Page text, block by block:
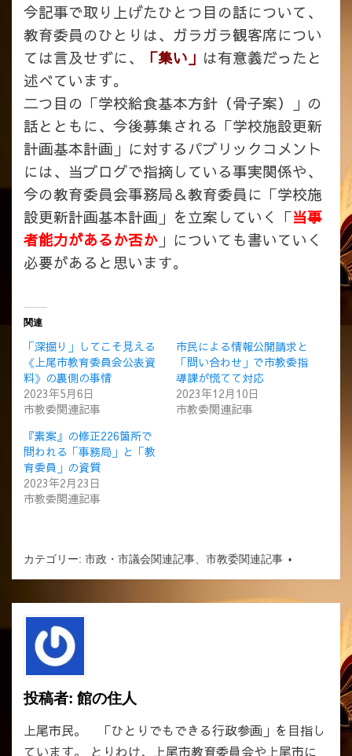
今記事で取り上げたひとつ目の話について、
教育委員のひとりは、ガラガラ観客席につい
ては言及せずに、
「集い」 は有意義だったと
述べています。
二つ目の「学校給食基本方針（骨子案）」の
話とともに、今後募集される「学校施設更新
計画基本計画」に対するパブリックコメント
には、当ブログで指摘している事実関係や、
今の教育委員会事務局＆教育委員に「学校施
設更新計画基本計画」を立案していく「当事
者能力があるか否か 」についても書いていく
必要があると思います。
関連
「深掘り」してこそ見える
《上尾市教育委員会公表資
料》の裏側の事情
2023年5月6日
市教委関連記事
市民による情報公開請求と
「問い合わせ」で市教委指
導課が慌てて対応
2023年12月10日
市教委関連記事
『素案』の修正226箇所で
問われる「事務局」と「教
育委員」の資質
2023年2月23日
市教委関連記事
カテゴリー: 市政・市議会関連記事 市教委関連記事
投稿者: 館の住人
上尾市民。 「ひとりでもできる行政参画」を目指し
ています。 とりわけ、上尾市教育委員会や上尾市に